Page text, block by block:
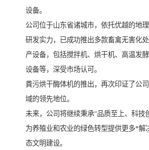
设备。
公司位于山东省诸城市，依托优越的地
研发实力，已成功推出多款畜禽无害化
产设备，包括搅拌机、烘干机、高温发
设备等，深受市场认可。
粪污烘干酶体机的推出，再次印证了公
域的领先地位。
未来，公司将继续秉承“品质至上、科技
为养殖业和农业的绿色转型提供更多*解
态文明建设。